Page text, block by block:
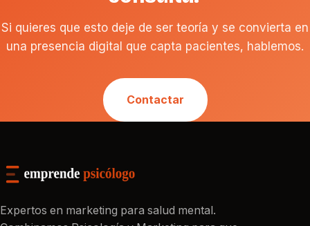
Si quieres que esto deje de ser teoría y se convierta en
una presencia digital que capta pacientes, hablemos.
Contactar
Expertos en marketing para salud mental.